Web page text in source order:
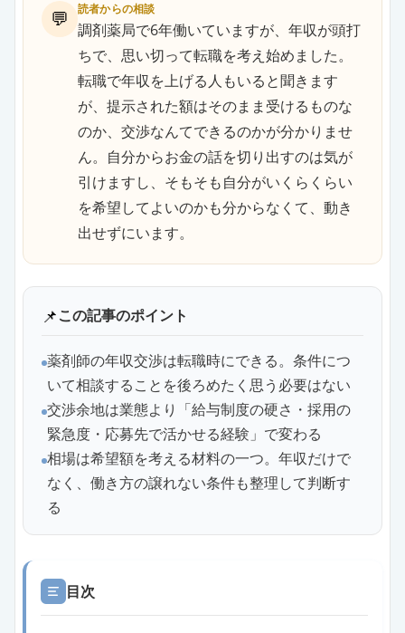
💬 読者からの相談
調剤薬局で6年働いていますが、年収が頭打
ちで、思い切って転職を考え始めました。
転職で年収を上げる人もいると聞きます
が、提示された額はそのまま受けるものな
のか、交渉なんてできるのかが分かりませ
ん。自分からお金の話を切り出すのは気が
引けますし、そもそも自分がいくらくらい
を希望してよいのかも分からなくて、動き
出せずにいます。
📌この記事のポイント
薬剤師の年収交渉は転職時にできる。条件につ
いて相談することを後ろめたく思う必要はない
交渉余地は業態より「給与制度の硬さ・採用の
緊急度・応募先で活かせる経験」で変わる
相場は希望額を考える材料の一つ。年収だけで
なく、働き方の譲れない条件も整理して判断す
る
目次